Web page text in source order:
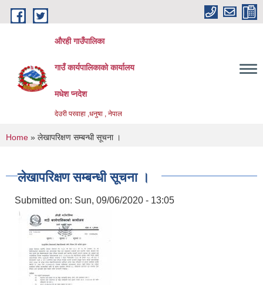
Skip to main content
औरही गाउँपालिका
गाउँ कार्यपालिकाको कार्यालय
मधेश प्नदेश
देउरी परवाहा ,धनुषा , नेपाल
You are here
Home » लेखापरिक्षण सम्बन्धी सूचना ।
लेखापरिक्षण सम्बन्धी सूचना ।
Submitted on: Sun, 09/06/2020 - 13:05